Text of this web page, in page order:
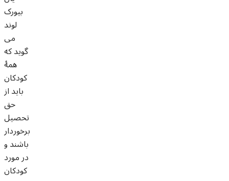
بیورک
لوند
می
گوید که
همۀ
کودکان
باید از
حق
تحصیل
برخوردار
باشند و
در مورد
کودکان